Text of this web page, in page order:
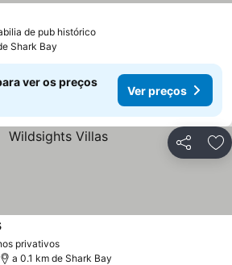
de pub históricoVer preços
preços
Shark Bay
ver os preços
Ver preços
Partilhar
privativosVer preços
Ver preços
a 0.1 km de Shark Bay